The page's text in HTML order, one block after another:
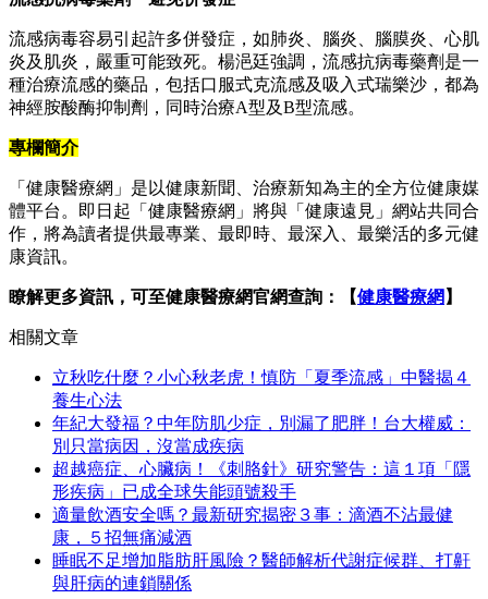
流感病毒容易引起許多併發症，如肺炎、腦炎、腦膜炎、心肌
炎及肌炎，嚴重可能致死。楊浥廷強調，流感抗病毒藥劑是一
種治療流感的藥品，包括口服式克流感及吸入式瑞樂沙，都為
神經胺酸酶抑制劑，同時治療A型及B型流感。
專欄簡介
「健康醫療網」是以健康新聞、治療新知為主的全方位健康媒
體平台。即日起「健康醫療網」將與「健康遠見」網站共同合
作，將為讀者提供最專業、最即時、最深入、最樂活的多元健
康資訊。
瞭解更多資訊，可至健康醫療網官網查詢：【健康醫療網 】
相關文章
立秋吃什麼？小心秋老虎！慎防「夏季流感」中醫揭４
養生心法
年紀大發福？中年防肌少症，別漏了肥胖！台大權威：
別只當病因，沒當成疾病
超越癌症、心臟病！《刺胳針》研究警告：這１項「隱
形疾病」已成全球失能頭號殺手
適量飲酒安全嗎？最新研究揭密３事：滴酒不沾最健
康，５招無痛減酒
睡眠不足增加脂肪肝風險？醫師解析代謝症候群、打鼾
與肝病的連鎖關係